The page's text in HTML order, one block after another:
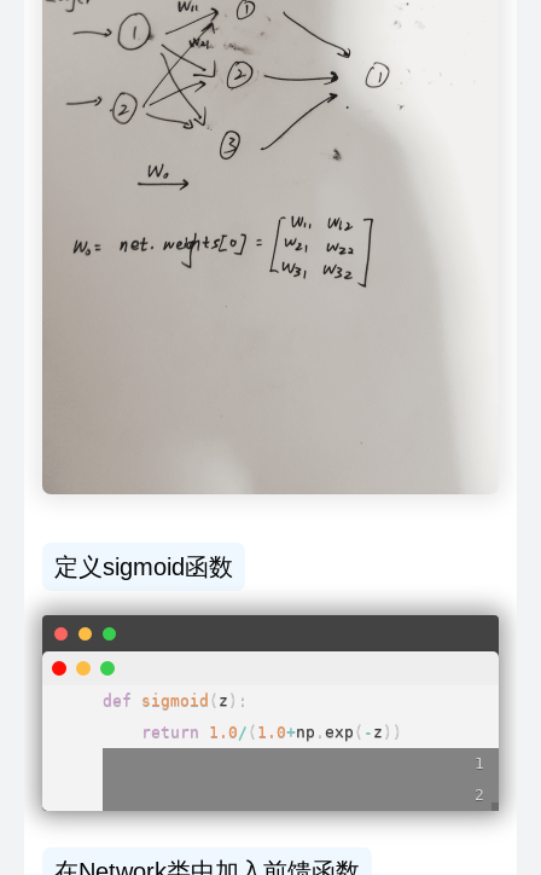
定义sigmoid函数
def sigmoid ( z ) :
return
1.0 / ( 1.0+np . exp ( - z ) )